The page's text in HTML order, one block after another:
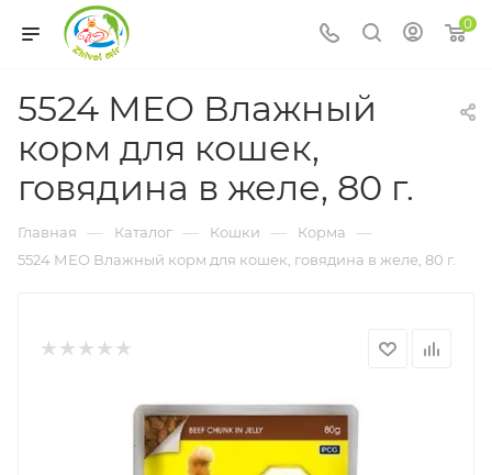
0
5524 МЕО Влажный
корм для кошек,
говядина в желе, 80 г.
Главная — Каталог — Кошки — Корма —
5524 МЕО Влажный корм для кошек, говядина в желе, 80 г.